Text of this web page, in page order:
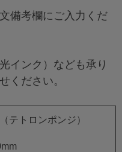
備考欄にご入力くだ
インク）なども承り
ください。
テトロンポンジ）